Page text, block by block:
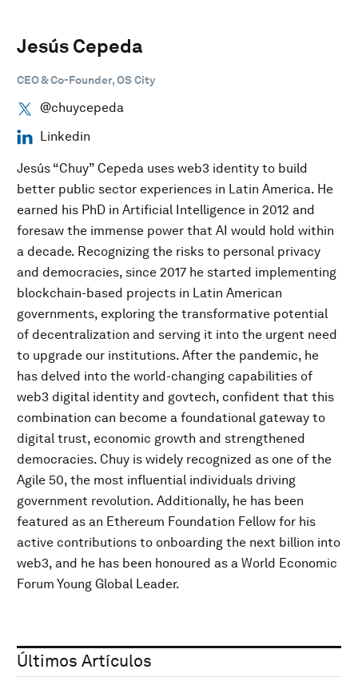
Jesús Cepeda
CEO & Co-Founder, OS City
@chuycepeda
Linkedin
Jesús “Chuy” Cepeda uses web3 identity to build
better public sector experiences in Latin America. He
earned his PhD in Artificial Intelligence in 2012 and
foresaw the immense power that AI would hold within
a decade. Recognizing the risks to personal privacy
and democracies, since 2017 he started implementing
blockchain-based projects in Latin American
governments, exploring the transformative potential
of decentralization and serving it into the urgent need
to upgrade our institutions. After the pandemic, he
has delved into the world-changing capabilities of
web3 digital identity and govtech, confident that this
combination can become a foundational gateway to
digital trust, economic growth and strengthened
democracies. Chuy is widely recognized as one of the
Agile 50, the most influential individuals driving
government revolution. Additionally, he has been
featured as an Ethereum Foundation Fellow for his
active contributions to onboarding the next billion into
web3, and he has been honoured as a World Economic
Forum Young Global Leader.
Últimos Artículos